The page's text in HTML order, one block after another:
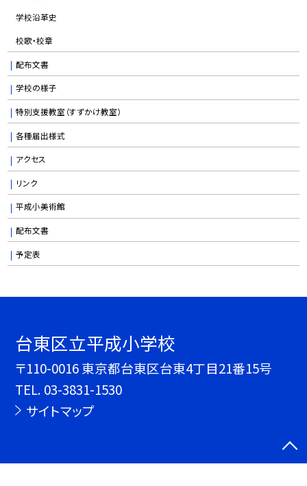
学校沿革史
校歌・校章
配布文書
学校の様子
特別支援教室（すずかけ教室）
各種届出様式
アクセス
リンク
平成小美術館
配布文書
予定表
台東区立平成小学校
〒110-0016 東京都台東区台東4丁目21番15号
TEL. 03-3831-1530
サイトマップ